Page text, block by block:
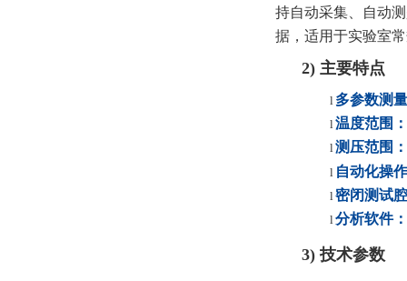
持自动采集、自动
据，适用于实验室
2) 主要特点
l 多参数测量
l温度范围：
l测压范围：
l 自动化操
l密闭测试
l分析软件：
3) 技术参数